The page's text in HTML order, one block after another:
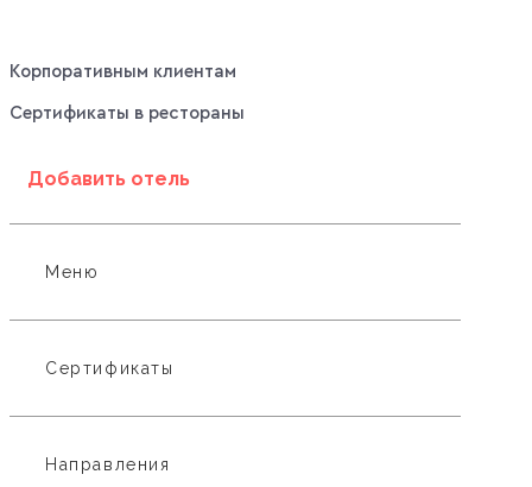
Корпоративным клиентам
Сертификаты в рестораны
Добавить отель
Меню
Сертификаты
Направления